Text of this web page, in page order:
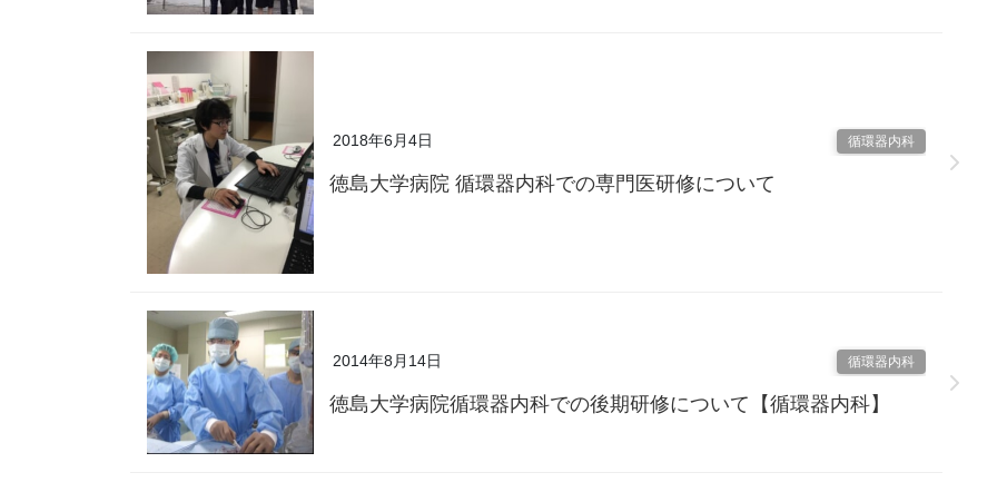
2018年6月4日 循環器内科
徳島大学病院 循環器内科での専門医研修について
2014年8月14日 循環器内科
徳島大学病院循環器内科での後期研修について【循環器内科】